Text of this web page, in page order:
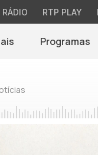
RÁDIO RTP PLAY
Programas